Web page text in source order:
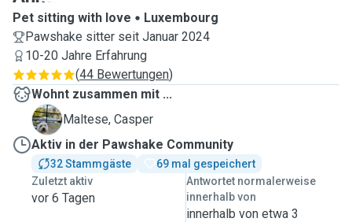
Pet sitting with love
Luxembourg
Pawshake sitter seit Januar 2024
10-20 Jahre Erfahrung
(44 Bewertungen)
Wohnt zusammen mit ...
C
Maltese, Casper
Aktiv in der Pawshake Community
32 Stammgäste
69 mal gespeichert
Zuletzt aktiv
vor 6 Tagen
Antwortet normalerweise
innerhalb von
innerhalb von etwa 3